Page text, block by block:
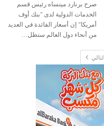
صرح برنارد مينساه رئيس قسم
الخدمات الدولية لدى "بنك أوف
أمريكا" إن أسعار الفائدة في العديد
من أنحاء دول العالم ستظل…
التالي